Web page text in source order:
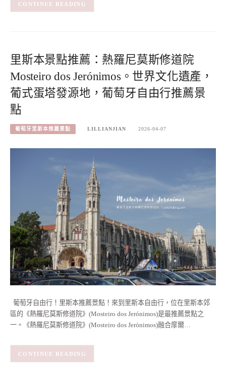
CONTINUE READING
里斯本景點推薦：熱羅尼莫斯修道院
Mosteiro dos Jerónimos。世界文化遺產，
葡式蛋塔發源地，葡萄牙自由行推薦景
點
葡萄牙里斯本推薦景點 LILLIANJIAN 2026-04-07
葡萄牙自由行！里斯本推薦景點！來到里斯本自由行，位在里斯本郊
區的《熱羅尼莫斯修道院》(Mosteiro dos Jerónimos)是最推薦景點之
一。《熱羅尼莫斯修道院》(Mosteiro dos Jerónimos)融合摩爾…
CONTINUE READING